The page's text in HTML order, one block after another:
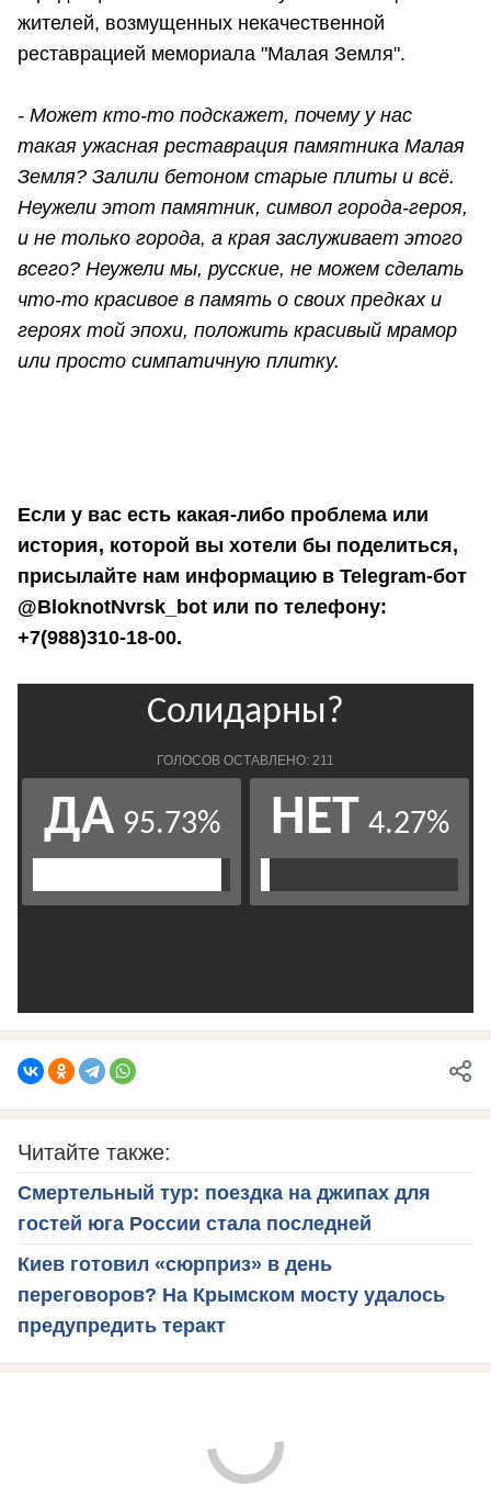
жителей, возмущенных некачественной
реставрацией мемориала "Малая Земля".
- Может кто-то подскажет, почему у нас
такая ужасная реставрация памятника Малая
Земля? Залили бетоном старые плиты и всё.
Неужели этот памятник, символ города-героя,
и не только города, а края заслуживает этого
всего? Неужели мы, русские, не можем сделать
что-то красивое в память о своих предках и
героях той эпохи, положить красивый мрамор
или просто симпатичную плитку.
Если у вас есть какая-либо проблема или
история, которой вы хотели бы поделиться,
присылайте нам информацию в Telegram-бот
@BloknotNvrsk_bot или по телефону:
‪+7(988)310-18-00.‬
Читайте также:
Смертельный тур: поездка на джипах для
гостей юга России стала последней
Киев готовил «сюрприз» в день
переговоров? На Крымском мосту удалось
предупредить теракт